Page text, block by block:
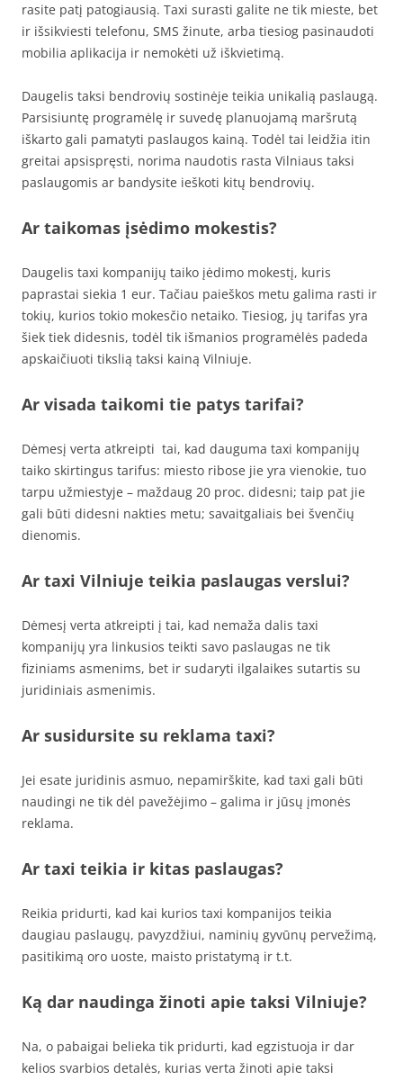
rasite patį patogiausią. Taxi surasti galite ne tik mieste, bet
ir išsikviesti telefonu, SMS žinute, arba tiesiog pasinaudoti
mobilia aplikacija ir nemokėti už iškvietimą.
Daugelis taksi bendrovių sostinėje teikia unikalią paslaugą.
Parsisiuntę programėlę ir suvedę planuojamą maršrutą
iškarto gali pamatyti paslaugos kainą. Todėl tai leidžia itin
greitai apsispręsti, norima naudotis rasta Vilniaus taksi
paslaugomis ar bandysite ieškoti kitų bendrovių.
Ar taikomas įsėdimo mokestis?
Daugelis taxi kompanijų taiko įėdimo mokestį, kuris
paprastai siekia 1 eur. Tačiau paieškos metu galima rasti ir
tokių, kurios tokio mokesčio netaiko. Tiesiog, jų tarifas yra
šiek tiek didesnis, todėl tik išmanios programėlės padeda
apskaičiuoti tikslią taksi kainą Vilniuje.
Ar visada taikomi tie patys tarifai?
Dėmesį verta atkreipti tai, kad dauguma taxi kompanijų
taiko skirtingus tarifus: miesto ribose jie yra vienokie, tuo
tarpu užmiestyje – maždaug 20 proc. didesni; taip pat jie
gali būti didesni nakties metu; savaitgaliais bei švenčių
dienomis.
Ar taxi Vilniuje teikia paslaugas verslui?
Dėmesį verta atkreipti į tai, kad nemaža dalis taxi
kompanijų yra linkusios teikti savo paslaugas ne tik
fiziniams asmenims, bet ir sudaryti ilgalaikes sutartis su
juridiniais asmenimis.
Ar susidursite su reklama taxi?
Jei esate juridinis asmuo, nepamirškite, kad taxi gali būti
naudingi ne tik dėl pavežėjimo – galima ir jūsų įmonės
reklama.
Ar taxi teikia ir kitas paslaugas?
Reikia pridurti, kad kai kurios taxi kompanijos teikia
daugiau paslaugų, pavyzdžiui, naminių gyvūnų pervežimą,
pasitikimą oro uoste, maisto pristatymą ir t.t.
Ką dar naudinga žinoti apie taksi Vilniuje?
Na, o pabaigai belieka tik pridurti, kad egzistuoja ir dar
kelios svarbios detalės, kurias verta žinoti apie taksi